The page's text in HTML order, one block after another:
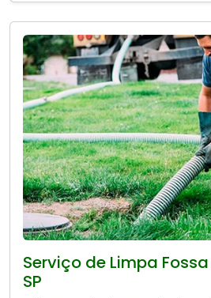
Serviço de Limpa
SP